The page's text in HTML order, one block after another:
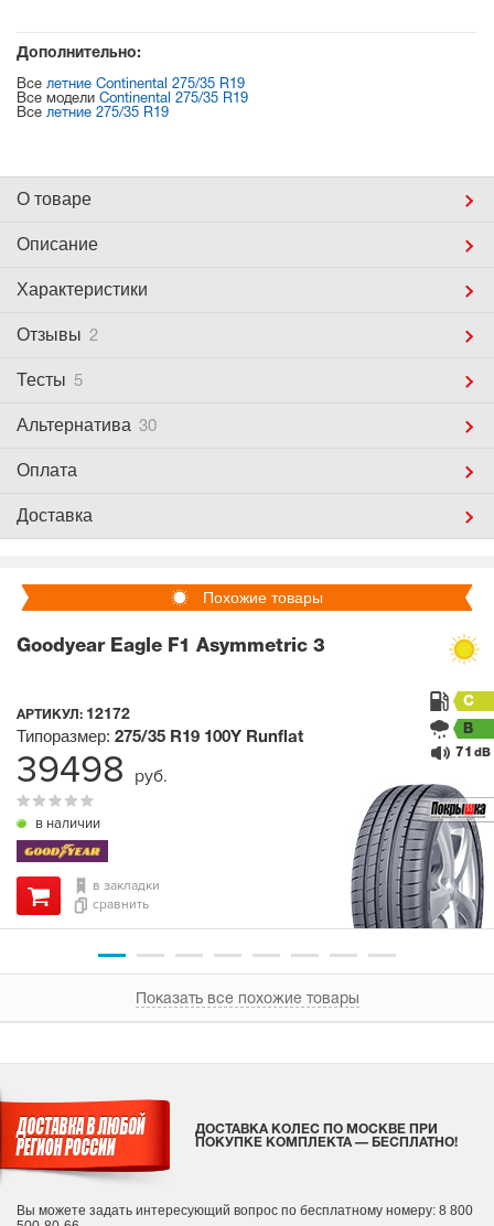
Дополнительно:
Все летние Continental 275/35 R19
Все модели Continental 275/35 R19
Все летние 275/35 R19
О товаре
Описание
Характеристики
Отзывы 2
Тесты 5
Альтернатива 30
Оплата
Доставка
Похожие товары
Goodyear Eagle F1 Asymmetric 3
АРТИКУЛ: 12172
в наличии
Типоразмер: 275/35 R19 100Y Runflat
C
B
71 dB
в закладки
сравнить
39498 руб.
Показать все похожие товары
ДОСТАВКА КОЛЕС ПО МОСКВЕ ПРИ
ПОКУПКЕ КОМПЛЕКТА — БЕСПЛАТНО!
Вы можете задать интересующий вопрос по бесплатному номеру: 8 800